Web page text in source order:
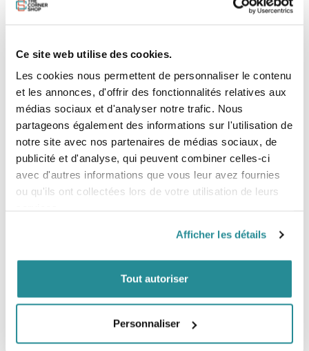
Ce site web utilise des cookies.
Les cookies nous permettent de personnaliser le contenu
et les annonces, d'offrir des fonctionnalités relatives aux
médias sociaux et d'analyser notre trafic. Nous
partageons également des informations sur l'utilisation de
notre site avec nos partenaires de médias sociaux, de
publicité et d'analyse, qui peuvent combiner celles-ci
avec d'autres informations que vous leur avez fournies
ou qu'ils ont collectées lors de votre utilisation de leurs
Afficher les détails
Tout autoriser
Personnaliser
- Idéal pour n’avoir qu’une seule planche dans son quiver
avec suffisamment de largeur et de volume pour une
grande stabilité
- Excellente glisse pour les décollages et traînée minimale
lors des touchettes
Caractéristiques
- Nouveau shape, tiré de la Rocket Wing-S, boosté avec
plus de volume.
-Large gamme de taillespour tous les niveaux et toutes
CROSSOVER bénéficie d’une construction ultralégère en
que possible, tout en assurant sa solidité et sa durabilité.
Tailles
Taille (cm) Volume (L)
Inserts
5’2 x 20.7”
158 x 52,5 65 L
Oui